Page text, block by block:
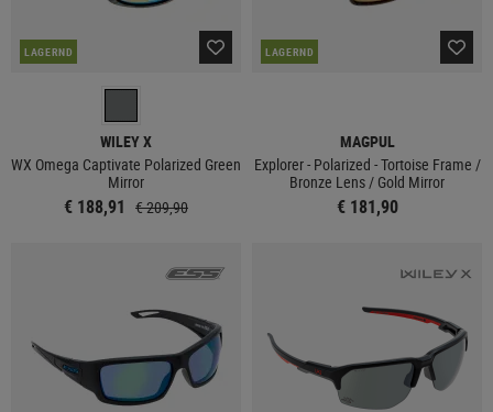
LAGERND
WILEY X
WX Omega Captivate Polarized Green
Mirror
€ 188,91 € 209,90
LAGERND
MAGPUL
Explorer - Polarized - Tortoise Frame /
Bronze Lens / Gold Mirror
€ 181,90